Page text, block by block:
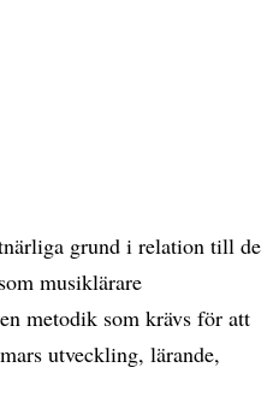
grund i relation till de
musiklärare
metodik som krävs för att
utveckling, lärande,